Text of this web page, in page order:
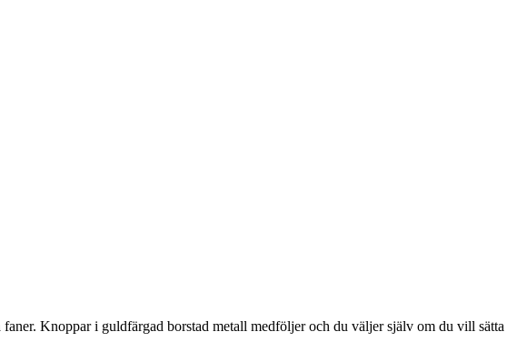
Knoppar i guldfärgad borstad metall medföljer och du väljer själv om du vill sätta